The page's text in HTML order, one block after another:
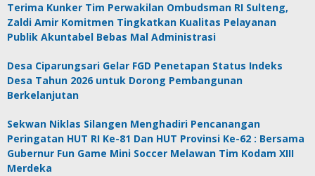
Terima Kunker Tim Perwakilan Ombudsman RI Sulteng,
Zaldi Amir Komitmen Tingkatkan Kualitas Pelayanan
Publik Akuntabel Bebas Mal Administrasi
Desa Ciparungsari Gelar FGD Penetapan Status Indeks
Desa Tahun 2026 untuk Dorong Pembangunan
Berkelanjutan
Sekwan Niklas Silangen Menghadiri Pencanangan
Peringatan HUT RI Ke-81 Dan HUT Provinsi Ke-62 : Bersama
Gubernur Fun Game Mini Soccer Melawan Tim Kodam XIII
Merdeka